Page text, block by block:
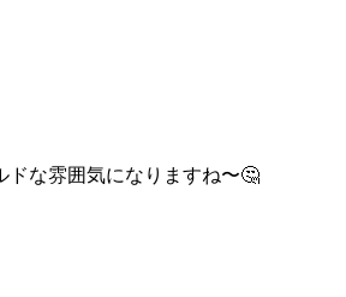
ドな雰囲気になりますね〜🤔